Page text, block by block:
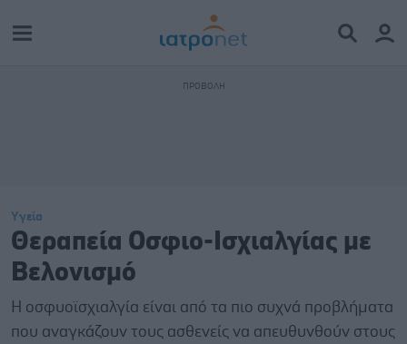
Υγεία
Θεραπεία Οσφιο-Ισχιαλγίας με
Βελονισμό
Η οσφυοϊσχιαλγία είναι από τα πιο συχνά προβλήματα
που αναγκάζουν τους ασθενείς να απευθυνθούν στους